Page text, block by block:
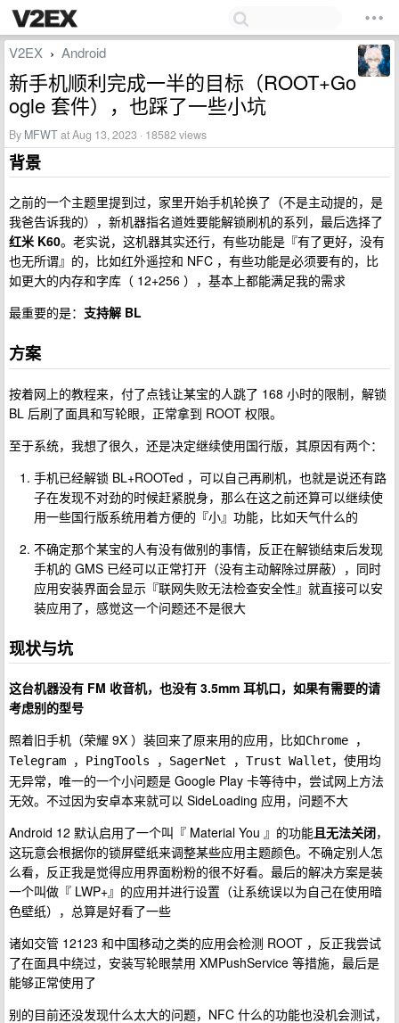
V2EX › Android
新手机顺利完成一半的目标（ROOT+Go
ogle 套件），也踩了一些小坑
By MFWTat Aug 13, 2023 · 18582 views
背景
之前的一个主题里提到过，家里开始手机轮换了（不是主动提的，是
我爸告诉我的），新机器指名道姓要能解锁刷机的系列，最后选择了
红米 K60。老实说，这机器其实还行，有些功能是『有了更好，没有
也无所谓』的，比如红外遥控和 NFC ，有些功能是必须要有的，比
如更大的内存和字库（ 12+256 ），基本上都能满足我的需求
最重要的是： 支持解 BL
方案
按着网上的教程来，付了点钱让某宝的人跳了 168 小时的限制，解锁
BL 后刷了面具和写轮眼，正常拿到 ROOT 权限。
至于系统，我想了很久，还是决定继续使用国行版，其原因有两个：
手机已经解锁 BL+ROOTed ，可以自己再刷机，也就是说还有路
子在发现不对劲的时候赶紧脱身，那么在这之前还算可以继续使
用一些国行版系统用着方便的『小』功能，比如天气什么的
不确定那个某宝的人有没有做别的事情，反正在解锁结束后发现
手机的 GMS 已经可以正常打开（没有主动解除过屏蔽），同时
应用安装界面会显示『联网失败无法检查安全性』就直接可以安
装应用了，感觉这一个问题还不是很大
现状与坑
这台机器没有 FM 收音机，也没有 3.5mm 耳机口，如果有需要的请
考虑别的型号
照着旧手机（荣耀 9X ）装回来了原来用的应用，比如Chrome ，
Telegram ，PingTools ，SagerNet ，Trust Wallet，使用均
无异常，唯一的一个小问题是 Google Play 卡等待中，尝试网上方法
无效。不过因为安卓本来就可以 SideLoading 应用，问题不大
Android 12 默认启用了一个叫『 Material You 』的功能且无法关闭，
这玩意会根据你的锁屏壁纸来调整某些应用主题颜色。不确定别人怎
么看，反正我是觉得应用界面粉粉的很不好看。最后的解决方案是装
一个叫做『 LWP+』的应用并进行设置（让系统误以为自己在使用暗
色壁纸），总算是好看了一些
诸如交管 12123 和中国移动之类的应用会检测 ROOT ，反正我尝试
了在面具中绕过，安装写轮眼禁用 XMPushService 等措施，最后是
能够正常使用了
别的目前还没发现什么太大的问题，NFC 什么的功能也没机会测试，